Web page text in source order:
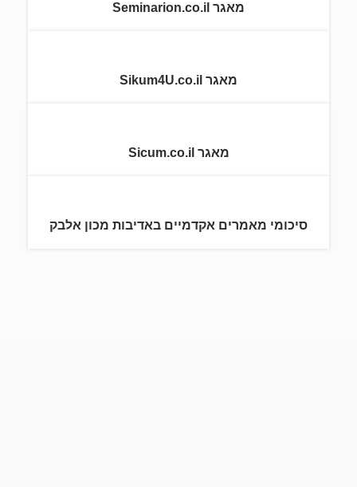
מאגר Seminarion.co.il
מאגר Sikum4U.co.il
מאגר Sicum.co.il
סיכומי מאמרים אקדמיים באדיבות מכון אלבק